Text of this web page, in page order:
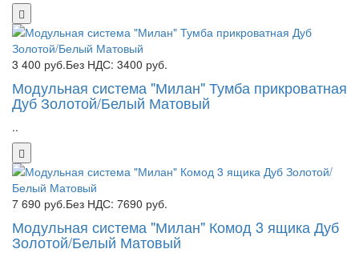
3 400 руб.Без НДС: 3400 руб.
Модульная система "Милан" Тумба прикроватная
Дуб Золотой/Белый Матовый
..
7 690 руб.Без НДС: 7690 руб.
Модульная система "Милан" Комод 3 ящика Дуб
Золотой/Белый Матовый